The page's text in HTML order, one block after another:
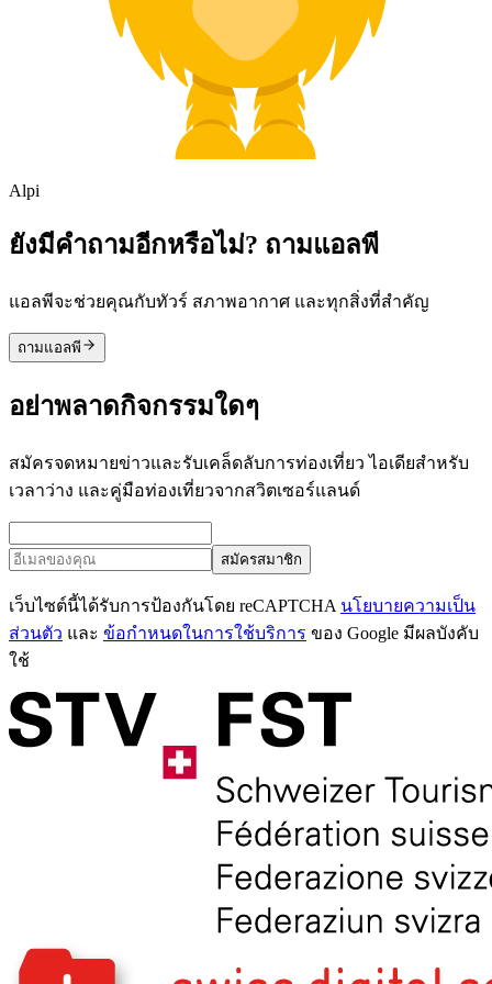
Alpi
ยังมีคำถามอีกหรือไม่? ถามแอลพี
แอลพีจะช่วยคุณกับทัวร์ สภาพอากาศ และทุกสิ่งที่สำคัญ
ถามแอลพี
อย่าพลาดกิจกรรมใดๆ
สมัครจดหมายข่าวและรับเคล็ดลับการท่องเที่ยว ไอเดียสำหรับ
เวลาว่าง และคู่มือท่องเที่ยวจากสวิตเซอร์แลนด์
สมัครสมาชิก
เว็บไซต์นี้ได้รับการป้องกันโดย reCAPTCHA นโยบายความเป็น
ส่วนตัว และ ข้อกำหนดในการใช้บริการ ของ Google มีผลบังคับ
ใช้